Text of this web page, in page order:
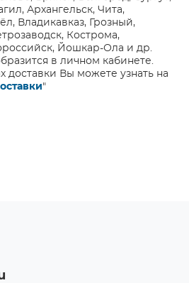
Архангельск, Чита,
Владикавказ, Грозный,
Кострома,
Йошкар-Ола и др.
в личном кабинете.
доставки Вы можете узнать на
"